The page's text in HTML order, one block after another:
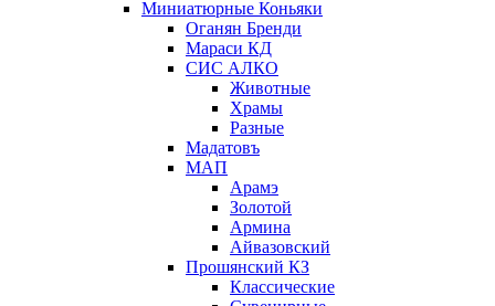
Миниатюрные Коньяки
Оганян Бренди
Мараси КД
СИС АЛКО
Животные
Храмы
Разные
Мадатовъ
МАП
Арамэ
Золотой
Армина
Айвазовский
Прошянский КЗ
Классические